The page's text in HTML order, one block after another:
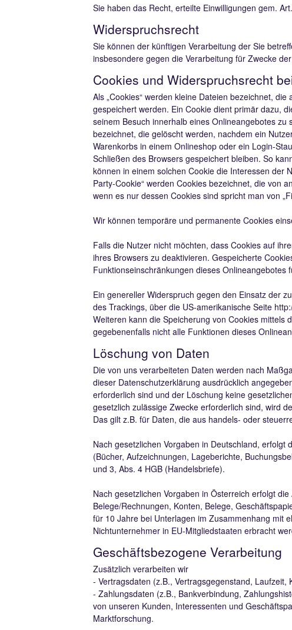
Sie haben das Recht, erteilte Einwilligungen gem.
Widerspruchsrecht
Sie können der künftigen Verarbeitung der Sie
insbesondere gegen die Verarbeitung für Zwecke
Cookies und Widerspruchsrecht
Als „Cookies“ werden kleine Dateien bezeichnet,
gespeichert werden. Ein Cookie dient primär dazu,
seinem Besuch innerhalb eines Onlineangebotes zu
bezeichnet, die gelöscht werden, nachdem ein
Warenkorbs in einem Onlineshop oder ein Login-
Schließen des Browsers gespeichert bleiben. So
können in einem solchen Cookie die Interessen der
Party-Cookie“ werden Cookies bezeichnet, die von
wenn es nur dessen Cookies sind spricht man von
Wir können temporäre und permanente Cookies
Falls die Nutzer nicht möchten, dass Cookies auf
ihres Browsers zu deaktivieren. Gespeicherte
Funktionseinschränkungen dieses Onlineangebotes
Ein genereller Widerspruch gegen den Einsatz der
des Trackings, über die US-amerikanische Seite
Weiteren kann die Speicherung von Cookies mittels
gegebenenfalls nicht alle Funktionen dieses
Löschung von Daten
Die von uns verarbeiteten Daten werden nach
dieser Datenschutzerklärung ausdrücklich
erforderlich sind und der Löschung keine
gesetzlich zulässige Zwecke erforderlich sind, wird
Das gilt z.B. für Daten, die aus handels- oder
Nach gesetzlichen Vorgaben in Deutschland,
(Bücher, Aufzeichnungen, Lageberichte,
und 3, Abs. 4 HGB (Handelsbriefe).
Nach gesetzlichen Vorgaben in Österreich erfolgt
Belege/Rechnungen, Konten, Belege,
für 10 Jahre bei Unterlagen im Zusammenhang mit
Nichtunternehmer in EU-Mitgliedstaaten erbracht
Geschäftsbezogene Verarbeitung
Zusätzlich verarbeiten wir
- Vertragsdaten (z.B., Vertragsgegenstand, Laufzeit,
- Zahlungsdaten (z.B., Bankverbindung,
von unseren Kunden, Interessenten und
Marktforschung.